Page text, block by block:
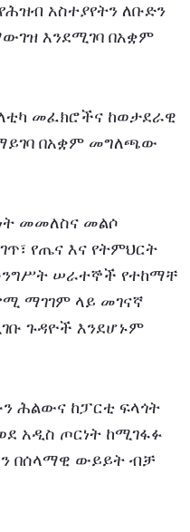
አስተያየትን ለቡድን
እንደሚገባ በአቋም
መፈክሮችና ከወታደራዊ
በአቋም መግለጫው
መመለስና መልሶ
የጤና እና የትምህርት
ሠራተኞች የተከማቸ
ማገገም ላይ መገናኛ
ጉዳዮች እንደሆኑም
ሕልውና ከፓርቲ ፍላጎት
አዲስ ጦርነት ከሚገፋፉ
በሰላማዊ ውይይት ብቻ